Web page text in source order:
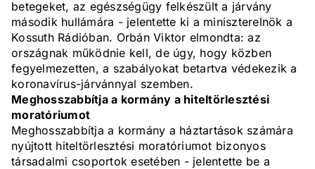
betegeket, az egészségügy felkészült a járvány
második hullámára - jelentette ki a miniszterelnök a
Kossuth Rádióban. Orbán Viktor elmondta: az
országnak működnie kell, de úgy, hogy közben
fegyelmezetten, a szabályokat betartva védekezik a
koronavírus-járvánnyal szemben.
Meghosszabbítja a kormány a hiteltörlesztési
moratóriumot
Meghosszabbítja a kormány a háztartások számára
nyújtott hiteltörlesztési moratóriumot bizonyos
társadalmi csoportok esetében - jelentette be a